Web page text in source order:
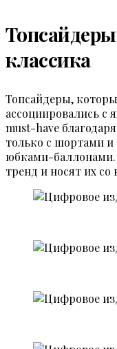
классика
Топсайдеры,
ассоциировались с
must-have
только с шортами
юбками-
тренд и носят их со